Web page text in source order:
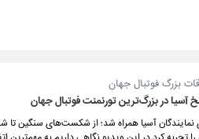
آسیا همراه شد؛ از شکست‌های سنگین تا